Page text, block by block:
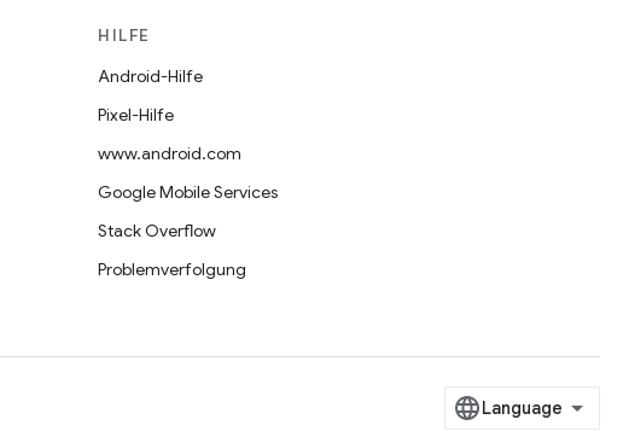
HILFE
Android-Hilfe
Pixel-Hilfe
www.android.com
Google Mobile Services
Stack Overflow
Problemverfolgung